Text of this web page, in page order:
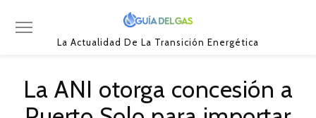
La Actualidad De La Transición Energética
La ANI otorga concesión a